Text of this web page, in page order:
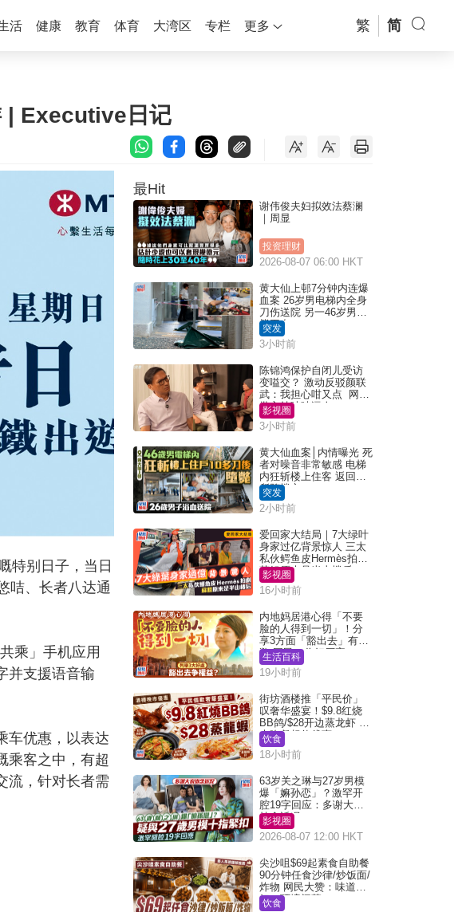
活 健康 教育 体育 大湾区 专栏 更多 繁 简
| Executive日记
特别日子，当日
咭、长者八达通
乘」手机应用
并支援语音输
优惠，以表达
乘客之中，有超
流，针对长者需
最Hit
谢伟俊夫妇拟效法蔡澜
｜周显
投资理财
2026-08-07 06:00 HKT
黄大仙上邨7分钟内连爆
血案 26岁男电梯内全身
刀伤送院 另一46岁男倒
毙平台
突发
3小时前
陈锦鸿保护自闭儿受访
变嗌交？ 激动反驳颜联
武：我担心咁又点 网民
批主持咄咄逼人
影视圈
3小时前
黄大仙血案│内情曝光 死
者对噪音非常敏感 电梯
内狂斩楼上住客 返回住
所堕楼亡
突发
2小时前
爱回家大结局｜7大绿叶
身家过亿背景惊人 三太
私伙鳄鱼皮Hermès拍剧
苏姐原来是半山楼后
影视圈
16小时前
内地妈居港心得「不要
脸的人得到一切」！分
享3方面「豁出去」有著
数 网民：你好厉害
生活百科
19小时前
街坊酒楼推「平民价」
叹奢华盛宴！$9.8红烧
BB鸽/$28开边蒸龙虾 3
大晚餐超值优惠
饮食
18小时前
63岁关之琳与27岁男模
爆「嫲孙恋」？激罕开
腔19字回应：多谢大家
挂念近况
影视圈
2026-08-07 12:00 HKT
尖沙咀$69起素食自助餐
90分钟任食沙律/炒饭面/
炸物 网民大赞：味道
好，环境阔落
饮食